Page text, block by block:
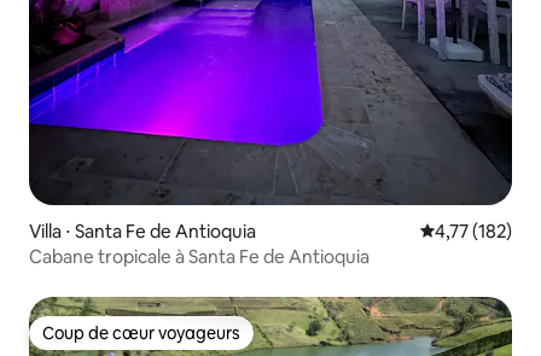
Villa ⋅ Santa Fe de Antioquia Évaluation
4,77 (182)
Cabane tropicale à Santa Fe de Antioquia
Coup de cœur voyageurs
Coup de cœur voyageurs